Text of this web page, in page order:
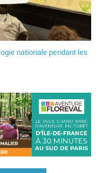
nationale pendant les